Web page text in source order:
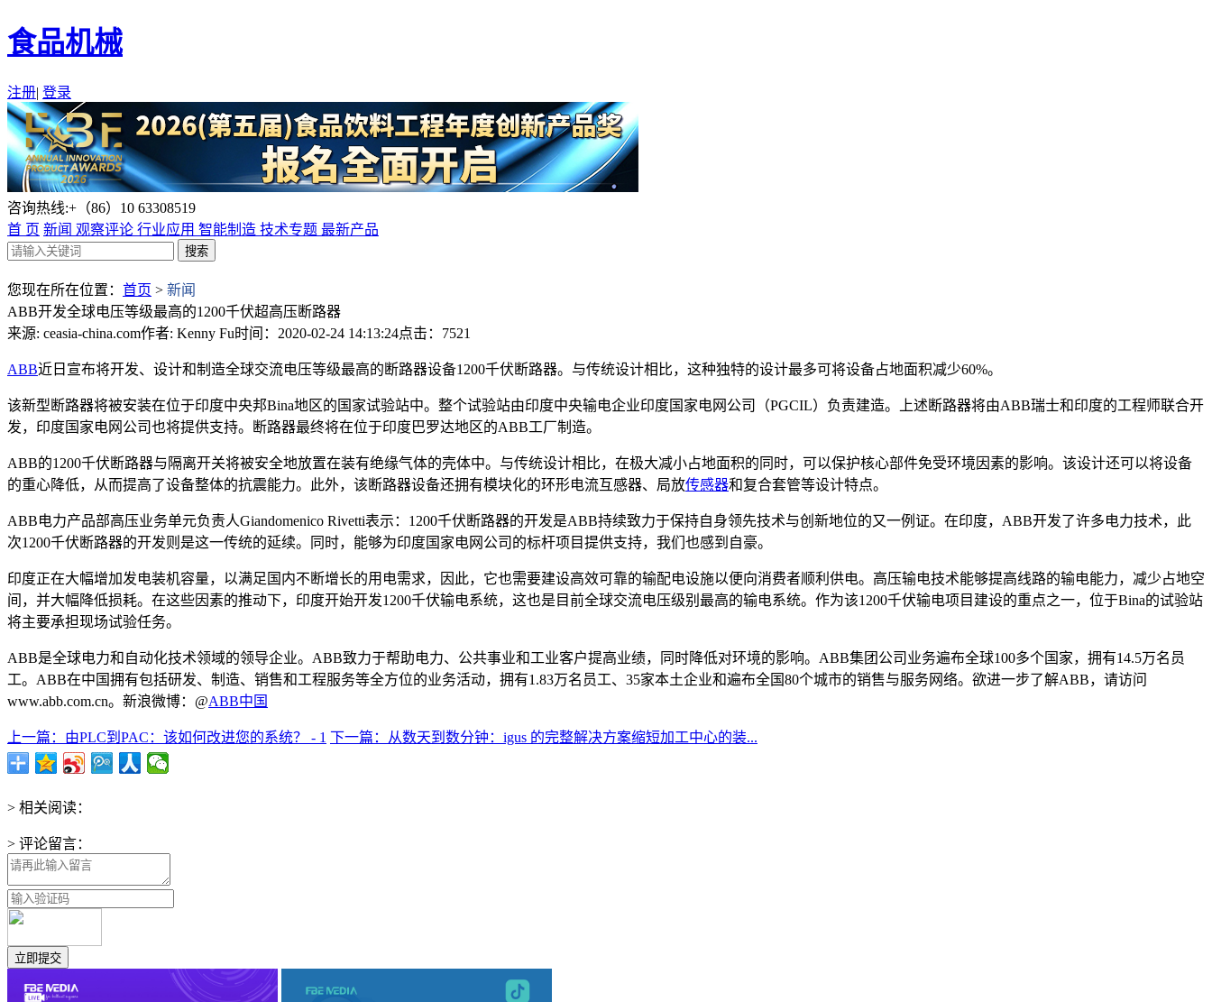
食品机械
注册| 登录
咨询热线:+（86）10 63308519
首 页 新闻 观察评论 行业应用 智能制造 技术专题 最新产品
您现在所在位置： 首页 > 新闻
ABB开发全球电压等级最高的1200千伏超高压断路器
来源: ceasia-china.com作者: Kenny Fu时间：2020-02-24 14:13:24点击：7521
ABB近日宣布将开发、设计和制造全球交流电压等级最高的断路器设备1200千伏断路器。与传统设计相比，这种独特的设计最多可将设备占地面积减少60%。
该新型断路器将被安装在位于印度中央邦Bina地区的国家试验站中。整个试验站由印度中央输电企业印度国家电网公司（PGCIL）负责建造。上述断路器将由ABB瑞士和印度的工程师联合开
发，印度国家电网公司也将提供支持。断路器最终将在位于印度巴罗达地区的ABB工厂制造。
ABB的1200千伏断路器与隔离开关将被安全地放置在装有绝缘气体的壳体中。与传统设计相比，在极大减小占地面积的同时，可以保护核心部件免受环境因素的影响。该设计还可以将设备
的重心降低，从而提高了设备整体的抗震能力。此外，该断路器设备还拥有模块化的环形电流互感器、局放传感器和复合套管等设计特点。
ABB电力产品部高压业务单元负责人Giandomenico Rivetti表示：1200千伏断路器的开发是ABB持续致力于保持自身领先技术与创新地位的又一例证。在印度，ABB开发了许多电力技术，此
次1200千伏断路器的开发则是这一传统的延续。同时，能够为印度国家电网公司的标杆项目提供支持，我们也感到自豪。
印度正在大幅增加发电装机容量，以满足国内不断增长的用电需求，因此，它也需要建设高效可靠的输配电设施以便向消费者顺利供电。高压输电技术能够提高线路的输电能力，减少占地空
间，并大幅降低损耗。在这些因素的推动下，印度开始开发1200千伏输电系统，这也是目前全球交流电压级别最高的输电系统。作为该1200千伏输电项目建设的重点之一，位于Bina的试验站
将主要承担现场试验任务。
ABB是全球电力和自动化技术领域的领导企业。ABB致力于帮助电力、公共事业和工业客户提高业绩，同时降低对环境的影响。ABB集团公司业务遍布全球100多个国家，拥有14.5万名员
工。ABB在中国拥有包括研发、制造、销售和工程服务等全方位的业务活动，拥有1.83万名员工、35家本土企业和遍布全国80个城市的销售与服务网络。欲进一步了解ABB，请访问
www.abb.com.cn。新浪微博：@ABB中国
上一篇：由PLC到PAC：该如何改进您的系统？ - 1 下一篇：从数天到数分钟：igus 的完整解决方案缩短加工中心的装...
> 相关阅读：
> 评论留言：